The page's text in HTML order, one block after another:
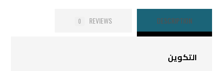
DESCRIPTION
REVIEWS
0
التكوين